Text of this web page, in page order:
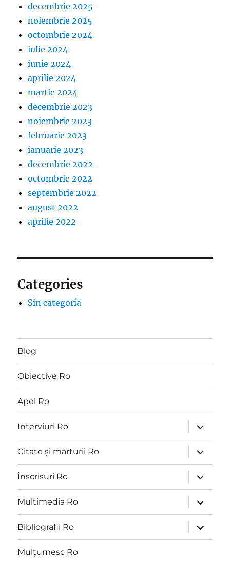
decembrie 2025
noiembrie 2025
octombrie 2024
iulie 2024
iunie 2024
aprilie 2024
martie 2024
decembrie 2023
noiembrie 2023
februarie 2023
ianuarie 2023
decembrie 2022
octombrie 2022
septembrie 2022
august 2022
aprilie 2022
Categories
Sin categoría
Blog
Obiective Ro
Apel Ro
Interviuri Ro
extinde
meniul
copil
Citate și mărturii Ro
extinde
meniul
copil
Înscrisuri Ro
extinde
meniul
copil
Multimedia Ro
extinde
meniul
copil
Bibliografii Ro
extinde
meniul
copil
Mulțumesc Ro